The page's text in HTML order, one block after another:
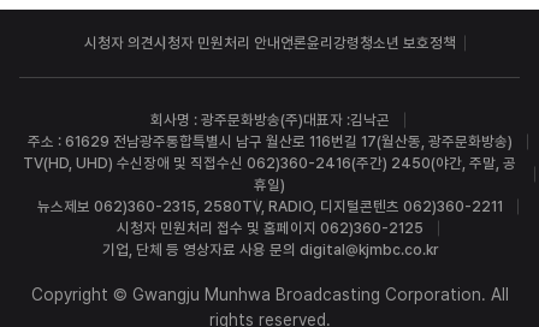
시청자 의견시청자 민원처리 안내언론윤리강령 청소년 보호정책
회사명 : 광주문화방송(주)대표자 :김낙곤
주소 : 61629 전남광주통합특별시 남구 월산로 116번길 17(월산동, 광주문화방송)
TV(HD, UHD) 수신장애 및 직접수신 062)360-2416(주간) 2450(야간, 주말, 공
휴일)
뉴스제보 062)360-2315, 2580TV, RADIO, 디지털콘텐츠 062)360-2211
시청자 민원처리 접수 및 홈페이지 062)360-2125
기업, 단체 등 영상자료 사용 문의 digital@kjmbc.co.kr
Copyright © Gwangju Munhwa Broadcasting Corporation. All
rights reserved.